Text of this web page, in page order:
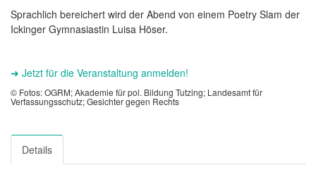
Sprachlich bereichert wird der Abend von einem Poetry Slam der
Ickinger Gymnasiastin Luisa Höser.
➜ Jetzt für die Veranstaltung anmelden!
© Fotos: OGRM; Akademie für pol. Bildung Tutzing; Landesamt für
Verfassungsschutz; Gesichter gegen Rechts
Details